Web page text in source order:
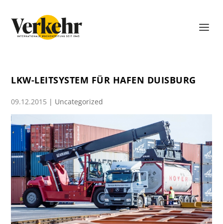
LKW-LEITSYSTEM FÜR HAFEN DUISBURG
09.12.2015 | Uncategorized